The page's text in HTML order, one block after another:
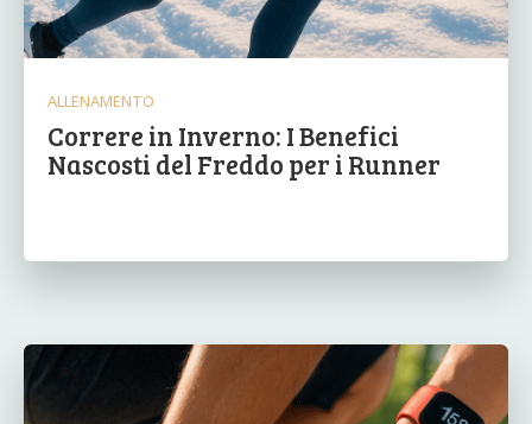
ALLENAMENTO
Correre in Inverno: I Benefici
Nascosti del Freddo per i Runner